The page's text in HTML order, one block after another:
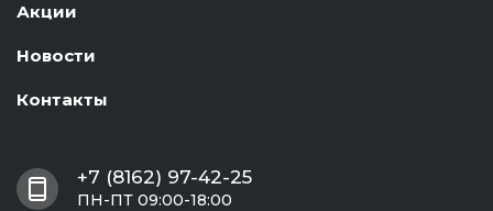
Акции
Новости
Контакты
+7 (8162) 97-42-25
ПН-ПТ 09:00-18:00